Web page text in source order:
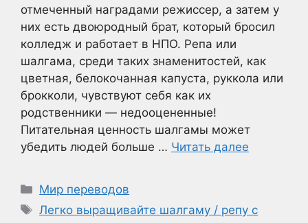
отмеченный наградами режиссер, а затем у
них есть двоюродный брат, который бросил
колледж и работает в НПО. Репа или
шалгама, среди таких знаменитостей, как
цветная, белокочанная капуста, руккола или
брокколи, чувствуют себя как их
родственники — недооцененные!
Питательная ценность шалгамы может
убедить людей больше … Читать далее
Рубрики
Мир переводов
Метки
Легко выращивайте шалгаму / репу с